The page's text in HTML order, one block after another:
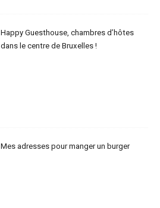
Happy Guesthouse, chambres d’hôtes
dans le centre de Bruxelles !
Mes adresses pour manger un burger